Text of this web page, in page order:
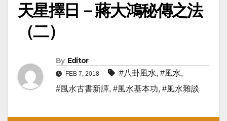
天星擇日－蔣大鴻秘傳之法
（二）
By Editor
FEB 7, 2018 #八卦風水, #風水,
#風水古書新譯, #風水基本功, #風水雜談